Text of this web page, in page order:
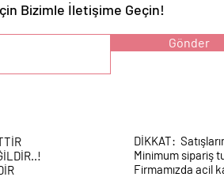
Bizimle İletişime Geçin!
Gönder
DİKKAT:
Minimum sipariş
Firmamızda acil